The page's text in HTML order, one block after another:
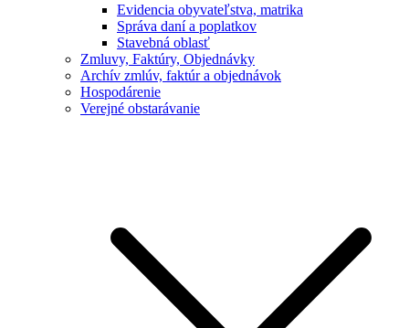
Evidencia obyvateľstva, matrika
Správa daní a poplatkov
Stavebná oblasť
Zmluvy, Faktúry, Objednávky
Archív zmlúv, faktúr a objednávok
Hospodárenie
Verejné obstarávanie